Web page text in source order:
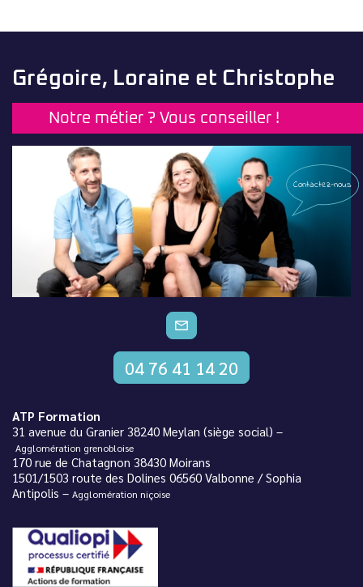
Grégoire, Loraine et Christophe
Notre métier ? Vous conseiller !
Contactez-nous
CONTACTEZ-NOUS
04 76 41 14 20
ATP Formation
31 avenue du Granier 38240 Meylan (siège social) –
Agglomération grenobloise
170 rue de Chatagnon 38430 Moirans
1501/1503 route des Dolines 06560 Valbonne / Sophia
Antipolis – Agglomération niçoise